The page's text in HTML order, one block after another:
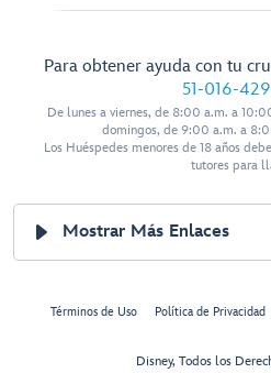
Bibbidi
Studio
Restroom
Restroom
Para obtener ayuda con tu
51-016-
De lunes a viernes, de 8:00 a.m. a
domingos, de 9:00 a.m. a
Los Huéspedes menores de 18 años
tutores para
Mostrar Más Enlaces
Términos de Uso Política de Privacidad
Disney, Todos los